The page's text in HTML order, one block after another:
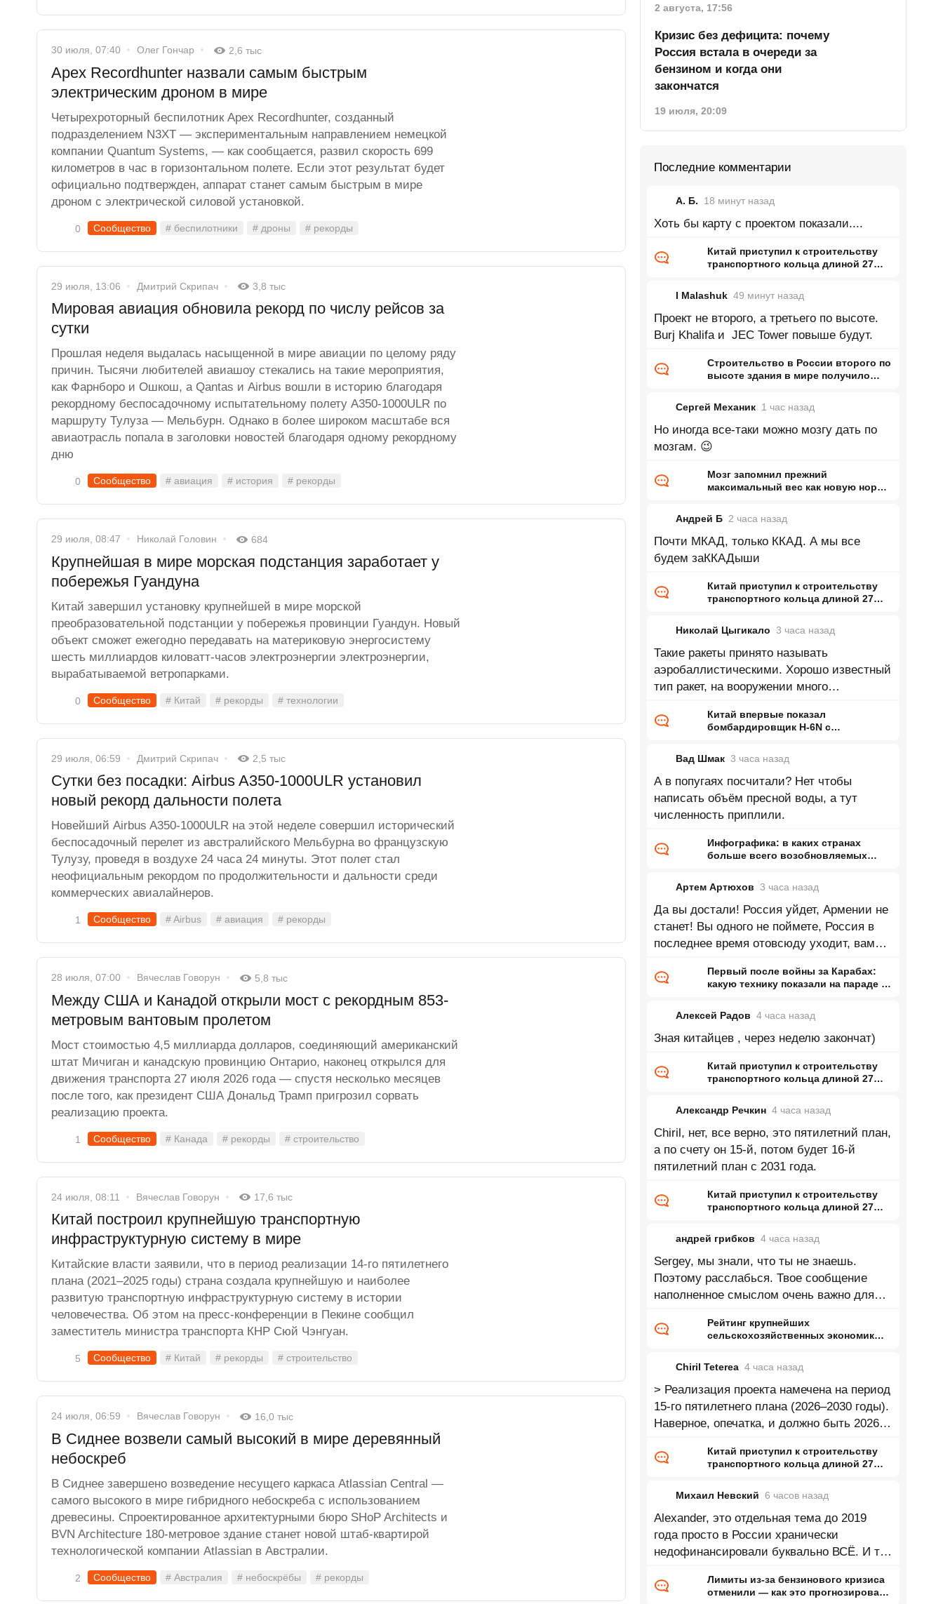
30 июля, 07:40 Олег Гончар 2,6 тыс
Apex Recordhunter назвали самым быстрым
электрическим дроном в мире
Четырехроторный беспилотник Apex Recordhunter, созданный
подразделением N3XT — экспериментальным направлением немецкой
компании Quantum Systems, — как сообщается, развил скорость 699
километров в час в горизонтальном полете. Если этот результат будет
официально подтвержден, аппарат станет самым быстрым в мире
дроном с электрической силовой установкой.
0 Сообщество # беспилотники # дроны # рекорды
29 июля, 13:06 Дмитрий Скрипач 3,8 тыс
Мировая авиация обновила рекорд по числу рейсов за
сутки
Прошлая неделя выдалась насыщенной в мире авиации по целому ряду
причин. Тысячи любителей авиашоу стекались на такие мероприятия,
как Фарнборо и Ошкош, а Qantas и Airbus вошли в историю благодаря
рекордному беспосадочному испытательному полету A350-1000ULR по
маршруту Тулуза — Мельбурн. Однако в более широком масштабе вся
авиаотрасль попала в заголовки новостей благодаря одному рекордному
дню
0 Сообщество # авиация # история # рекорды
29 июля, 08:47 Николай Головин 684
Крупнейшая в мире морская подстанция заработает у
побережья Гуандуна
Китай завершил установку крупнейшей в мире морской
преобразовательной подстанции у побережья провинции Гуандун. Новый
объект сможет ежегодно передавать на материковую энергосистему
шесть миллиардов киловатт-часов электроэнергии электроэнергии,
вырабатываемой ветропарками.
0 Сообщество # Китай # рекорды # технологии
29 июля, 06:59 Дмитрий Скрипач 2,5 тыс
Сутки без посадки: Airbus A350-1000ULR установил
новый рекорд дальности полета
Новейший Airbus A350-1000ULR на этой неделе совершил исторический
беспосадочный перелет из австралийского Мельбурна во французскую
Тулузу, проведя в воздухе 24 часа 24 минуты. Этот полет стал
неофициальным рекордом по продолжительности и дальности среди
коммерческих авиалайнеров.
1 Сообщество # Airbus # авиация # рекорды
28 июля, 07:00 Вячеслав Говорун 5,8 тыс
Между США и Канадой открыли мост с рекордным 853-
метровым вантовым пролетом
Мост стоимостью 4,5 миллиарда долларов, соединяющий американский
штат Мичиган и канадскую провинцию Онтарио, наконец открылся для
движения транспорта 27 июля 2026 года — спустя несколько месяцев
после того, как президент США Дональд Трамп пригрозил сорвать
реализацию проекта.
1 Сообщество # Канада # рекорды # строительство
24 июля, 08:11 Вячеслав Говорун 17,6 тыс
Китай построил крупнейшую транспортную
инфраструктурную систему в мире
Китайские власти заявили, что в период реализации 14-го пятилетнего
плана (2021–2025 годы) страна создала крупнейшую и наиболее
развитую транспортную инфраструктурную систему в истории
человечества. Об этом на пресс-конференции в Пекине сообщил
заместитель министра транспорта КНР Сюй Чэнгуан.
5 Сообщество # Китай # рекорды # строительство
24 июля, 06:59 Вячеслав Говорун 16,0 тыс
В Сиднее возвели самый высокий в мире деревянный
небоскреб
В Сиднее завершено возведение несущего каркаса Atlassian Central —
самого высокого в мире гибридного небоскреба с использованием
древесины. Спроектированное архитектурными бюро SHoP Architects и
BVN Architecture 180-метровое здание станет новой штаб-квартирой
технологической компании Atlassian в Австралии.
2 Сообщество # Австралия # небоскрёбы # рекорды
2 августа, 17:56
Кризис без дефицита: почему
Россия встала в очереди за
бензином и когда они
закончатся
19 июля, 20:09
Последние комментарии
А. Б. 18 минут назад
Хоть бы карту с проектом показали....
Китай приступил к строительству
транспортного кольца длиной 27
I Malashuk 49 минут назад
Проект не второго, а третьего по высоте.
Burj Khalifa и JEC Tower повыше будут.
Строительство в России второго по
высоте здания в мире получило
Сергей Механик 1 час назад
Но иногда все-таки можно мозгу дать по
мозгам. 😉
Мозг запомнил прежний
максимальный вес как новую норму
Андрей Б 2 часа назад
Почти МКАД, только ККАД. А мы все
будем заККАДыши
Китай приступил к строительству
транспортного кольца длиной 27
Николай Цыгикало 3 часа назад
Такие ракеты принято называть
аэробаллистическими. Хорошо известный
тип ракет, на вооружении много
Китай впервые показал
бомбардировщик H-6N с
Вад Шмак 3 часа назад
А в попугаях посчитали? Нет чтобы
написать объём пресной воды, а тут
численность приплили.
Инфографика: в каких странах
больше всего возобновляемых
Артем Артюхов 3 часа назад
Да вы достали! Россия уйдет, Армении не
станет! Вы одного не поймете, Россия в
последнее время отовсюду уходит, вам
Первый после войны за Карабах:
какую технику показали на параде в
Алексей Радов 4 часа назад
Зная китайцев , через неделю закончат)
Китай приступил к строительству
транспортного кольца длиной 27
Александр Речкин 4 часа назад
Chiril, нет, все верно, это пятилетний план,
а по счету он 15-й, потом будет 16-й
пятилетний план с 2031 года.
Китай приступил к строительству
транспортного кольца длиной 27
андрей грибков 4 часа назад
Sergey, мы знали, что ты не знаешь.
Поэтому расслабься. Твое сообщение
наполненное смыслом очень важно для
Рейтинг крупнейших
сельскохозяйственных экономик
Chiril Teterea 4 часа назад
> Реализация проекта намечена на период
15-го пятилетнего плана (2026–2030 годы).
Наверное, опечатка, и должно быть 2026-
Китай приступил к строительству
транспортного кольца длиной 27
Михаил Невский 6 часов назад
Alexander, это отдельная тема до 2019
года просто в России хранически
недофинансировали буквально ВСЁ. И то
отчасти
Лимиты из-за бензинового кризиса
отменили — как это прогнозировал